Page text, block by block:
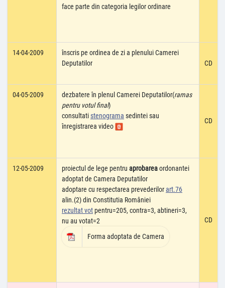
face parte din categoria legilor ordinare
14-04-2009
înscris pe ordinea de zi a plenului Camerei
Deputatilor
CD
04-05-2009 dezbatere în plenul Camerei Deputatilor(ramas
pentru votul final)
consultatistenograma sedintei sau
înregistrarea video
CD
12-05-2009 proiectul de lege pentru aprobareaordonantei
adoptat de Camera Deputatilor
adoptare cu respectarea prevederilorart.76
alin.(2) din Constitutia României
rezultat vot pentru=205, contra=3, abtineri=3,
nu au votat=2
Forma adoptata de Camera
CD